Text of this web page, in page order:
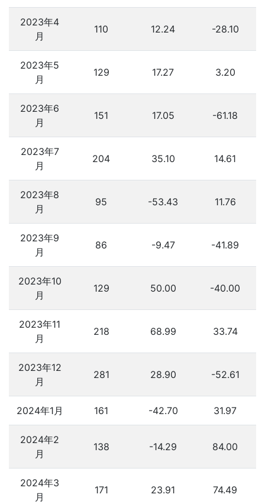
2023年4
月
110 12.24 -28.10
2023年5
月
129 17.27 3.20
2023年6
月
151 17.05 -61.18
2023年7
月
204 35.10 14.61
2023年8
月
95 -53.43 11.76
2023年9
月
86 -9.47 -41.89
2023年10
月
129 50.00 -40.00
2023年11
月
218 68.99 33.74
2023年12
月
281 28.90 -52.61
2024年1月 161 -42.70 31.97
2024年2
月
138 -14.29 84.00
2024年3
月
171 23.91 74.49